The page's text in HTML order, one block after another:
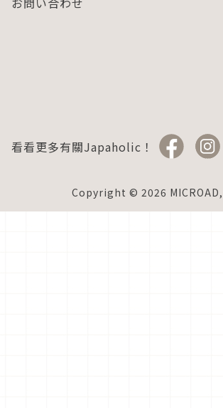
看看更多有關Japaholic！
Copyright © 2026 MICROAD,